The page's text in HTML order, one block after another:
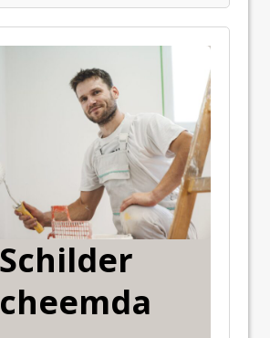
Schilder